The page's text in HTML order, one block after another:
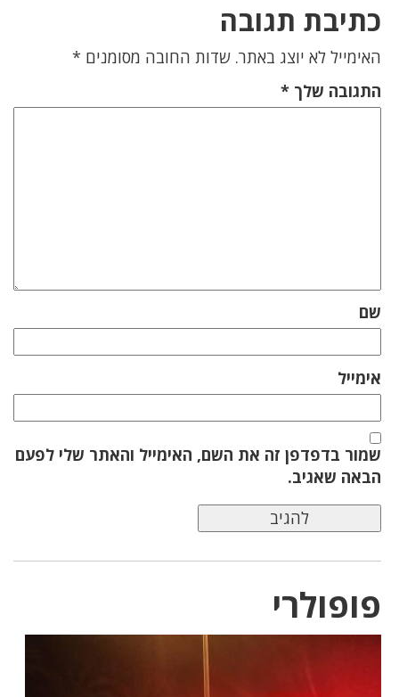
כתיבת תגובה
האימייל לא יוצג באתר. שדות החובה מסומנים *
התגובה שלך *
שם
אימייל
שמור בדפדפן זה את השם, האימייל והאתר שלי לפעם
הבאה שאגיב.
פופולרי